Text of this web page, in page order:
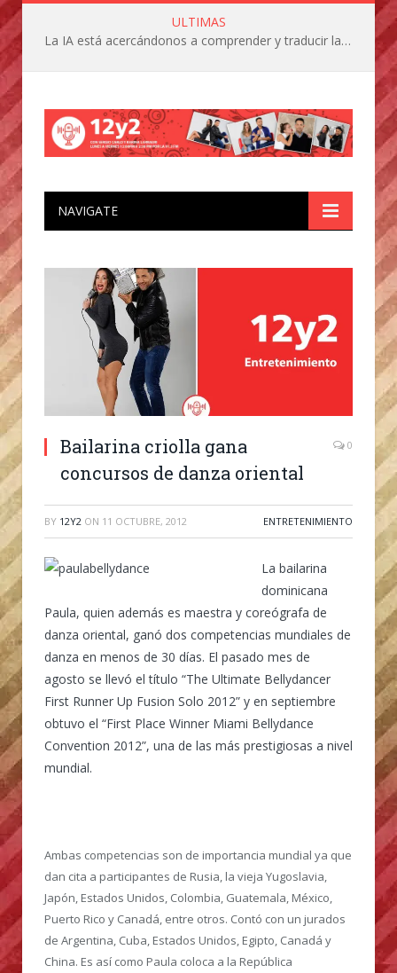
ULTIMAS
La IA está acercándonos a comprender y traducir las vocalizaciones y comportamientos de nuestras mascotas
NAVIGATE
Bailarina criolla gana
concursos de danza oriental
0
BY 12Y2 ON 11 OCTUBRE, 2012 ENTRETENIMIENTO
La bailarina
dominicana
Paula, quien además es maestra y coreógrafa de
danza oriental, ganó dos competencias mundiales de
danza en menos de 30 días. El pasado mes de
agosto se llevó el título “The Ultimate Bellydancer
First Runner Up Fusion Solo 2012” y en septiembre
obtuvo el “First Place Winner Miami Bellydance
Convention 2012”, una de las más prestigiosas a nivel
mundial.
Ambas competencias son de importancia mundial ya que
dan cita a participantes de Rusia, la vieja Yugoslavia,
Japón, Estados Unidos, Colombia, Guatemala, México,
Puerto Rico y Canadá, entre otros. Contó con un jurados
de Argentina, Cuba, Estados Unidos, Egipto, Canadá y
China. Es así como Paula coloca a la República